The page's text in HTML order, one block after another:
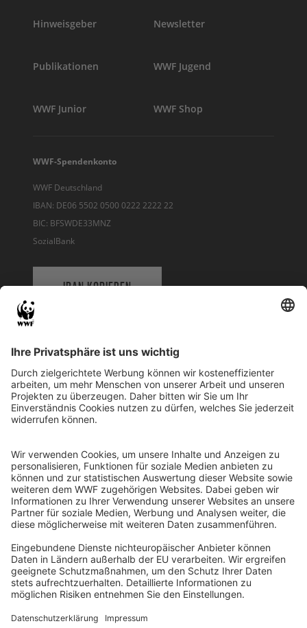
Hinweisgeber Newsletter
Publikationen WWF Jugend
WWF Junior WWF Shop
WWF-Spendenkonto
WWF Deutschland
IBAN: DE06 5502 0500 0222 2222 22
BIC: BFSWDE33MNZ
SozialBank
IBAN KOPIEREN
WWF Deutschland
Reinhardtstr. 18
10117 Berlin
Ihre Spende kann steuerlich geltend gemacht werden
Registriert als Stiftung WWF Deutschland, Senatsverwaltung für
Justiz Berlin, Az: 3416/976/2
Umsatzsteuer-Identifikationsnummer: DE 114236103
Freistellungsbescheid: Als gemeinnützige Körperschaft befreit
von der Körperschaftssteuer gem. §5 I 9 KStg. unter der
Steuernummer 27/641/09321